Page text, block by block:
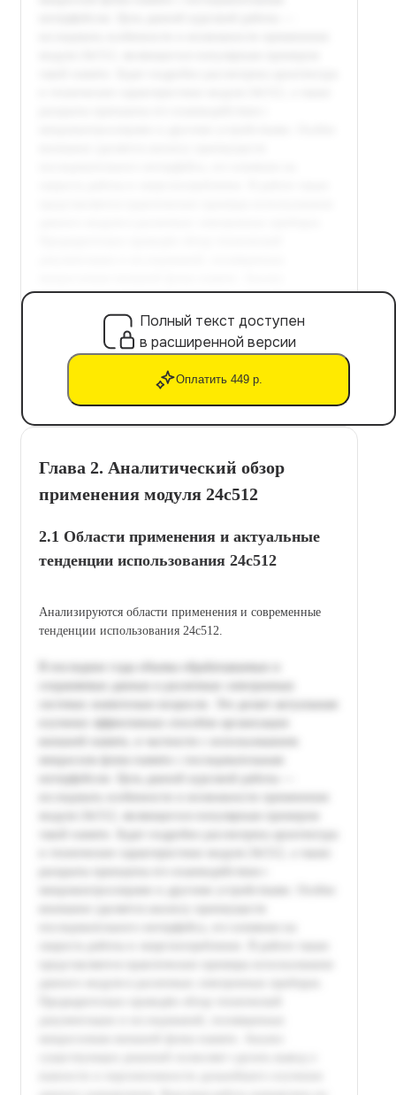
Полный текст доступен
в расширенной версии
Оплатить 449 р.
Глава 2. Аналитический обзор
применения модуля 24c512
2.1 Области применения и актуальные
тенденции использования 24c512
Анализируются области применения и современные
тенденции использования 24c512.